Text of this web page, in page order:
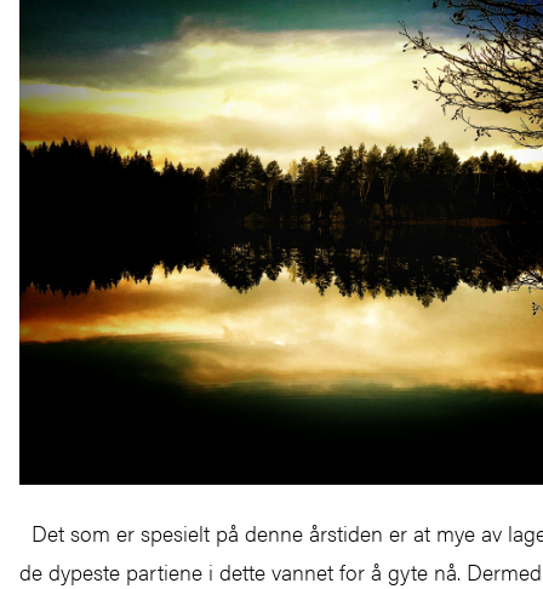
Det som er spesielt på denne årstiden er at mye av
de dypeste partiene i dette vannet for å gyte nå.